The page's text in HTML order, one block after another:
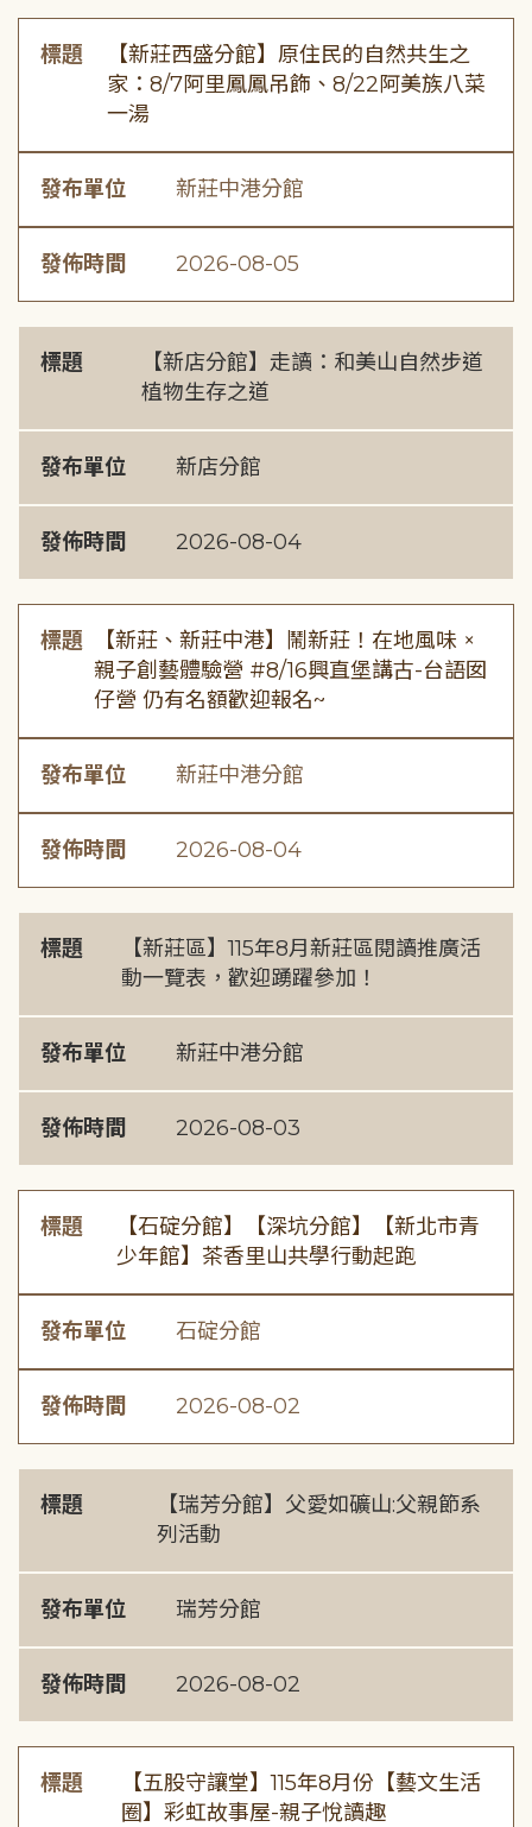
標題
【新莊西盛分館】原住民的自然共生之
家：8/7阿里鳳鳳吊飾、8/22阿美族八菜
一湯
發布單位 新莊中港分館
發佈時間 2026-08-05
標題
【新店分館】走讀：和美山自然步道
植物生存之道
發布單位 新店分館
發佈時間 2026-08-04
標題
【新莊、新莊中港】鬧新莊！在地風味 ×
親子創藝體驗營 #8/16興直堡講古-台語囡
仔營 仍有名額歡迎報名~
發布單位 新莊中港分館
發佈時間 2026-08-04
標題
【新莊區】115年8月新莊區閱讀推廣活
動一覽表，歡迎踴躍參加！
發布單位 新莊中港分館
發佈時間 2026-08-03
標題
【石碇分館】【深坑分館】【新北市青
少年館】茶香里山共學行動起跑
發布單位 石碇分館
發佈時間 2026-08-02
標題
【瑞芳分館】父愛如礦山:父親節系
列活動
發布單位 瑞芳分館
發佈時間 2026-08-02
標題
【五股守讓堂】115年8月份【藝文生活
圈】彩虹故事屋-親子悅讀趣